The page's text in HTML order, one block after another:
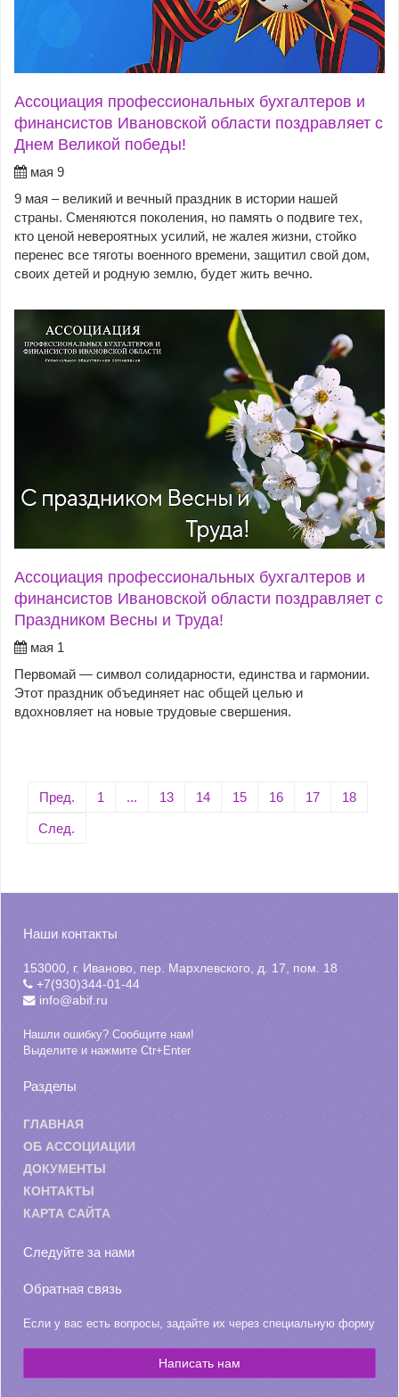
Ассоциация профессиональных бухгалтеров и
финансистов Ивановской области поздравляет с
Днем Великой победы!
мая 9
9 мая – великий и вечный праздник в истории нашей
страны. Сменяются поколения, но память о подвиге тех,
кто ценой невероятных усилий, не жалея жизни, стойко
перенес все тяготы военного времени, защитил свой дом,
своих детей и родную землю, будет жить вечно.
Ассоциация профессиональных бухгалтеров и
финансистов Ивановской области поздравляет с
Праздником Весны и Труда!
мая 1
Первомай — символ солидарности, единства и гармонии.
Этот праздник объединяет нас общей целью и
вдохновляет на новые трудовые свершения.
Пред. 1 ... 13 14 15 16 17 18
След.
Наши контакты
153000, г. Иваново, пер. Мархлевского, д. 17, пом. 18
+7(930)344-01-44
info@abif.ru
Нашли ошибку? Сообщите нам!
Выделите и нажмите Ctr+Enter
Разделы
ГЛАВНАЯ
ОБ АССОЦИАЦИИ
ДОКУМЕНТЫ
КОНТАКТЫ
КАРТА САЙТА
Следуйте за нами
Обратная связь
Если у вас есть вопросы, задайте их через специальную форму
Написать нам